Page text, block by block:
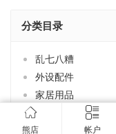
分类目录
乱七八糟
外设配件
家居用品
小熊新货
手机配件
熊店 帐户